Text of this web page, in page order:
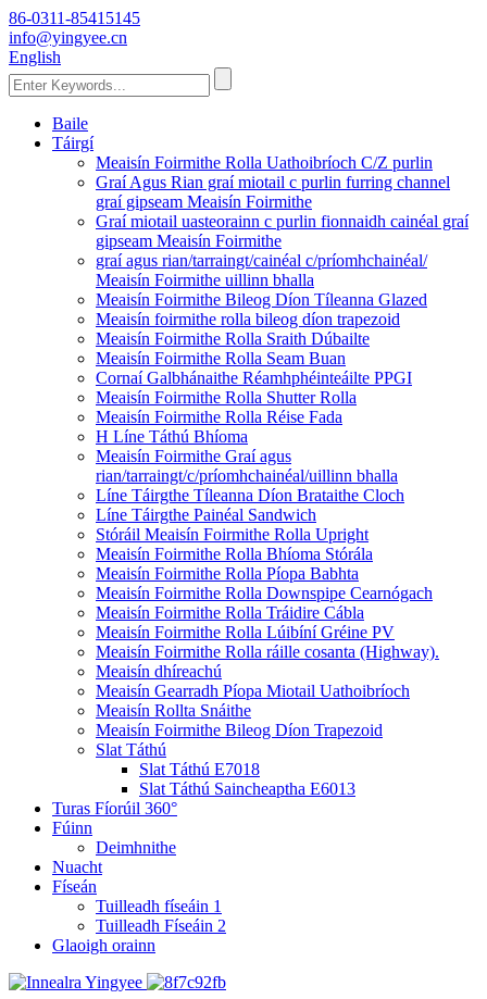
86-0311-85415145
info@yingyee.cn
English
Baile
Táirgí
Meaisín Foirmithe Rolla Uathoibríoch C/Z purlin
Graí Agus Rian graí miotail c purlin furring channel
graí gipseam Meaisín Foirmithe
Graí miotail uasteorainn c purlin fionnaidh cainéal graí
gipseam Meaisín Foirmithe
graí agus rian/tarraingt/cainéal c/príomhchainéal/
Meaisín Foirmithe uillinn bhalla
Meaisín Foirmithe Bileog Díon Tíleanna Glazed
Meaisín foirmithe rolla bileog díon trapezoid
Meaisín Foirmithe Rolla Sraith Dúbailte
Meaisín Foirmithe Rolla Seam Buan
Cornaí Galbhánaithe Réamhphéinteáilte PPGI
Meaisín Foirmithe Rolla Shutter Rolla
Meaisín Foirmithe Rolla Réise Fada
H Líne Táthú Bhíoma
Meaisín Foirmithe Graí agus
rian/tarraingt/c/príomhchainéal/uillinn bhalla
Líne Táirgthe Tíleanna Díon Brataithe Cloch
Líne Táirgthe Painéal Sandwich
Stóráil Meaisín Foirmithe Rolla Upright
Meaisín Foirmithe Rolla Bhíoma Stórála
Meaisín Foirmithe Rolla Píopa Babhta
Meaisín Foirmithe Rolla Downspipe Cearnógach
Meaisín Foirmithe Rolla Tráidire Cábla
Meaisín Foirmithe Rolla Lúibíní Gréine PV
Meaisín Foirmithe Rolla ráille cosanta (Highway).
Meaisín dhíreachú
Meaisín Gearradh Píopa Miotail Uathoibríoch
Meaisín Rollta Snáithe
Meaisín Foirmithe Bileog Díon Trapezoid
Slat Táthú
Slat Táthú E7018
Slat Táthú Saincheaptha E6013
Turas Fíorúil 360°
Fúinn
Deimhnithe
Nuacht
Físeán
Tuilleadh físeáin 1
Tuilleadh Físeáin 2
Glaoigh orainn